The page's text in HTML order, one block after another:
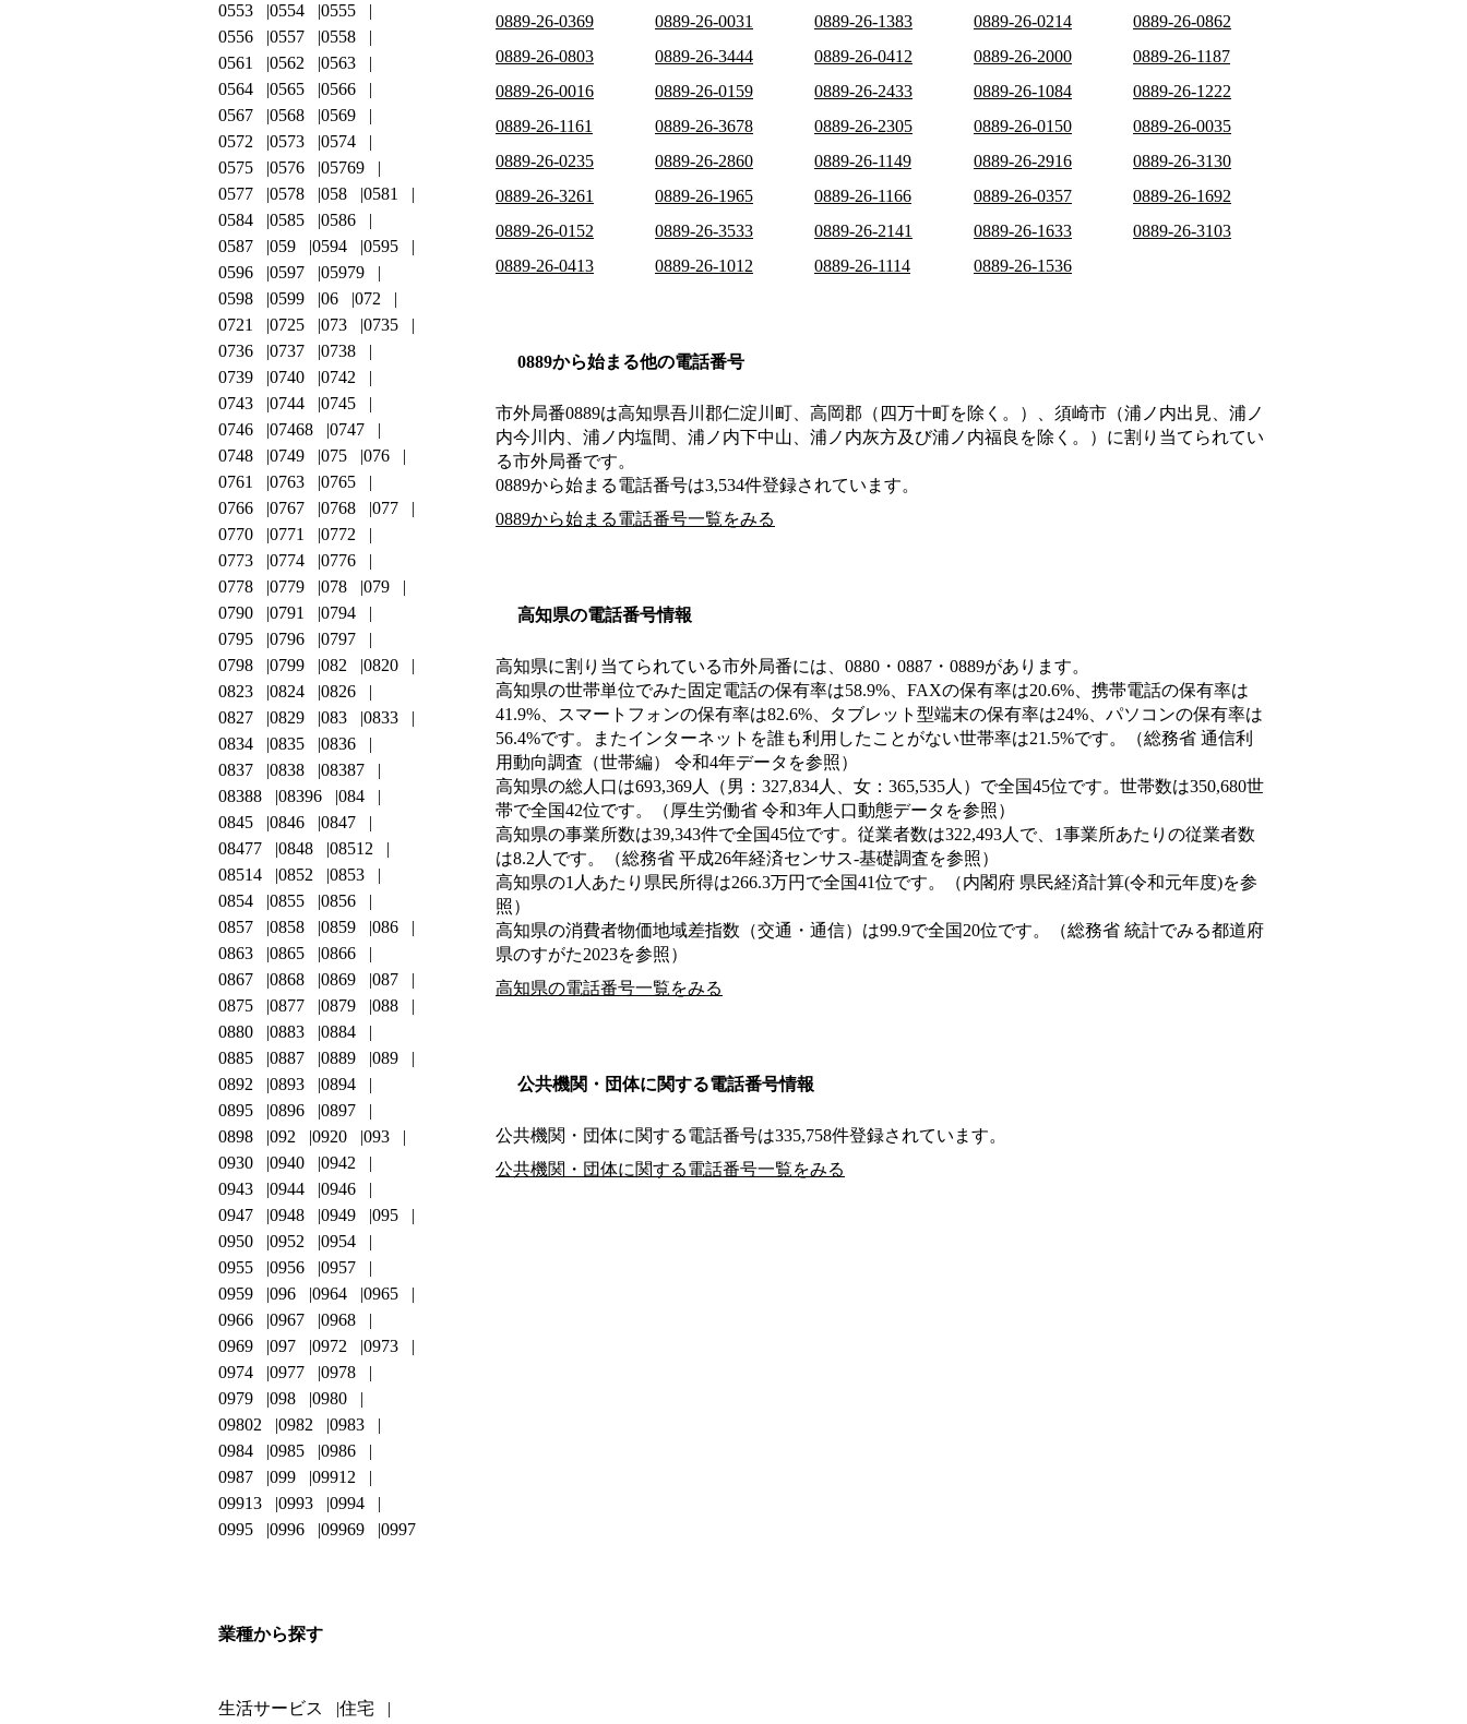
0889-26-0369
0889-26-0031 0889-26-1383 0889-26-0214
0889-26-0862
0889-26-0803
0889-26-3444 0889-26-0412 0889-26-2000
0889-26-1187
0889-26-0016
0889-26-0159 0889-26-2433 0889-26-1084
0889-26-1222
0889-26-1161
0889-26-3678 0889-26-2305 0889-26-0150
0889-26-0035
0889-26-0235
0889-26-2860 0889-26-1149 0889-26-2916
0889-26-3130
0889-26-3261
0889-26-1965 0889-26-1166 0889-26-0357
0889-26-1692
0889-26-0152
0889-26-3533 0889-26-2141 0889-26-1633
0889-26-3103
0889-26-0413
0889-26-1012 0889-26-1114 0889-26-1536
0889から始まる他の電話番号
市外局番0889は高知県吾川郡仁淀川町、高岡郡（四万十町を除く。）、須崎市（浦ノ内出見、浦ノ
内今川内、浦ノ内塩間、浦ノ内下中山、浦ノ内灰方及び浦ノ内福良を除く。） に割り当てられてい
る市外局番です。
0889から始まる電話番号は3,534件登録されています。
0889から始まる電話番号一覧をみる
高知県の電話番号情報
高知県に割り当てられている市外局番には、0880・0887・0889があります。
高知県の世帯単位でみた固定電話の保有率は58.9%、FAXの保有率は20.6%、携帯電話の保有率は
41.9%、スマートフォンの保有率は82.6%、タブレット型端末の保有率は24%、パソコンの保有率は
56.4%です。またインターネットを誰も利用したことがない世帯率は21.5%です。（総務省 通信利
用動向調査（世帯編） 令和4年データを参照）
高知県の総人口は693,369人（男：327,834人、女：365,535人）で全国45位です。世帯数は350,680世
帯で全国42位です。（厚生労働省 令和3年人口動態データを参照）
高知県の事業所数は39,343件で全国45位です。従業者数は322,493人で、1事業所あたりの従業者数
は8.2人です。（総務省 平成26年経済センサス‐基礎調査を参照）
高知県の1人あたり県民所得は266.3万円で全国41位です。（内閣府 県民経済計算(令和元年度)を参
照）
高知県の消費者物価地域差指数（交通・通信）は99.9で全国20位です。（総務省 統計でみる都道府
県のすがた2023を参照）
高知県の電話番号一覧をみる
公共機関・団体に関する電話番号情報
公共機関・団体に関する電話番号は335,758件登録されています。
公共機関・団体に関する電話番号一覧をみる
0553
0554
0555
0556
0557
0558
0561
0562
0563
0564
0565
0566
0567
0568
0569
0572
0573
0574
0575
0576
05769
0577
0578 058
0581
0584
0585
0586
0587
059 0594
0595
0596
0597
05979
0598
0599 06
072
0721
0725 073
0735
0736
0737
0738
0739
0740
0742
0743
0744
0745
0746
07468
0747
0748
0749 075
076
0761
0763
0765
0766
0767 0768
077
0770
0771
0772
0773
0774
0776
0778
0779 078
079
0790
0791
0794
0795
0796
0797
0798
0799 082
0820
0823
0824
0826
0827
0829 083
0833
0834
0835
0836
0837
0838
08387
08388
08396
084
0845
0846
0847
08477
0848
08512
08514
0852
0853
0854
0855
0856
0857
0858 0859
086
0863
0865
0866
0867
0868 0869
087
0875
0877 0879
088
0880
0883
0884
0885
0887 0889
089
0892
0893
0894
0895
0896
0897
0898
092 0920
093
0930
0940
0942
0943
0944
0946
0947
0948 0949
095
0950
0952
0954
0955
0956
0957
0959
096 0964
0965
0966
0967
0968
0969
097 0972
0973
0974
0977
0978
0979
098
0980
09802
0982
0983
0984
0985
0986
0987
099
09912
09913
0993
0994
0995
0996 09969 0997
業種から探す
生活サービス 住宅